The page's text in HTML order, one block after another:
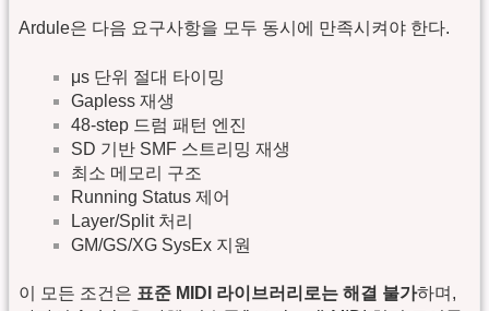
Ardule은 다음 요구사항을 모두 동시에 만족시켜야 한다.
μs 단위 절대 타이밍
Gapless 재생
48-step 드럼 패턴 엔진
SD 기반 SMF 스트리밍 재생
최소 메모리 구조
Running Status 제어
Layer/Split 처리
GM/GS/XG SysEx 지원
이 모든 조건은 표준 MIDI 라이브러리로는 해결 불가하며,